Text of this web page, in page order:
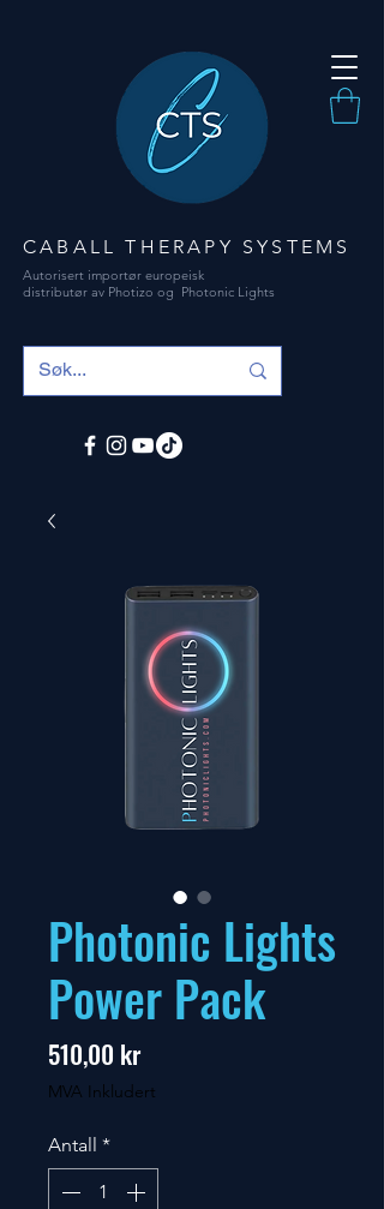
CABALL THERAPY SYSTEMS
Autorisert importør europeisk
distributør av Photizo og Photonic Lights
Photonic Lights
Power Pack
510,00 krPris
MVA Inkludert
Antall *